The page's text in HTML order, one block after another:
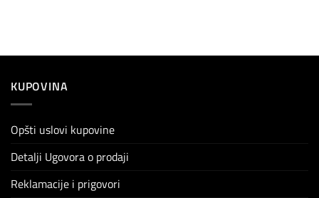
KUPOVINA
Opšti uslovi kupovine
Detalji Ugovora o prodaji
Reklamacije i prigovori